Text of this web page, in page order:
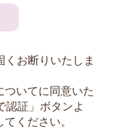
お断りいたしま
ついてに同意いた
認証」ボタンよ
ください。